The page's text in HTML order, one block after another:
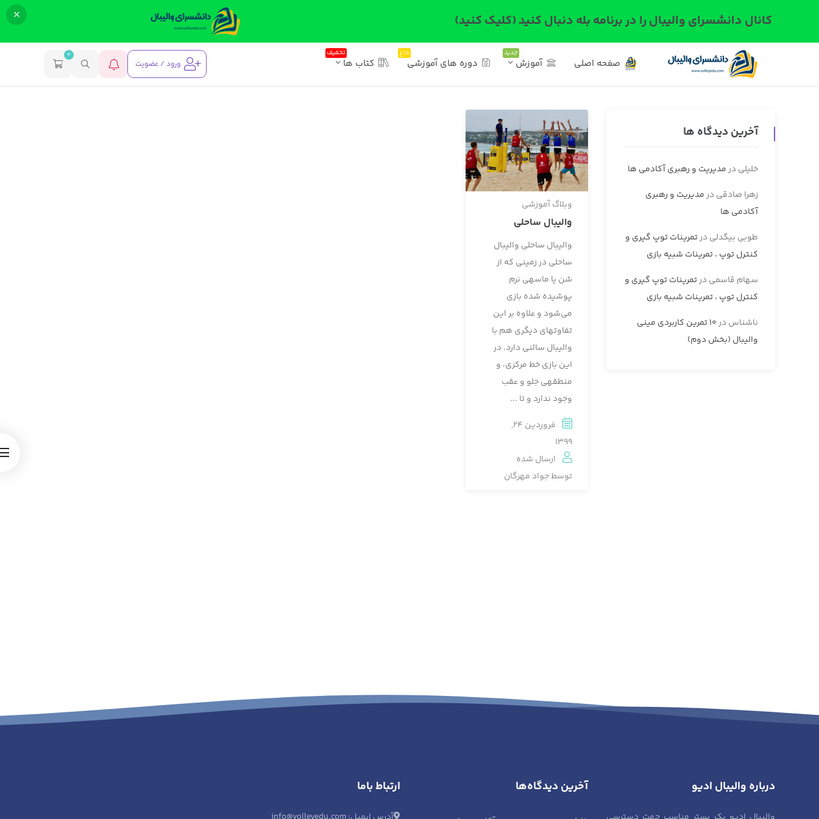
کانال دانشسرای والیبال را در برنامه بله دنبال کنید (کلیک کنید)
صفحه اصلی آموزش
جدید
دوره های آموزشی
داغ
کتاب ها
تخفیف
ورود / عضویت
0
وبلاگ آموزشی
واليبال ساحلی
واليبال ساحلی واليبال
ساحلی در زمينی که از
شن یا ماسه‏ی نرم
پوشيده شده بازی
می‌شود و علاوه بر اين
تفاوتهای ديگری هم با
واليبال سالنی دارد. در
اين بازی خط مرکزی، و
منطقه‏ی جلو و عقب
وجود ندارد و تا ...
فروردین 24,
1399
ارسال شده
توسطجواد مهرگان
آخرین دیدگاه ها
خلیلیدرمدیریت و رهبری آکادمی ها
زهرا صادقیدرمدیریت و رهبری
آکادمی ها
طوبی بیگدلیدرتمرینات توپ گیری و
کنترل توپ ، تمرینات شبیه بازی
سهام قاسمیدرتمرینات توپ گیری و
کنترل توپ ، تمرینات شبیه بازی
ناشناسدر
10 تمرین کاربردی مینی
والیبال (بخش دوم)
درباره والیبال ادیو آخرین دیدگاه‌ها ارتباط باما